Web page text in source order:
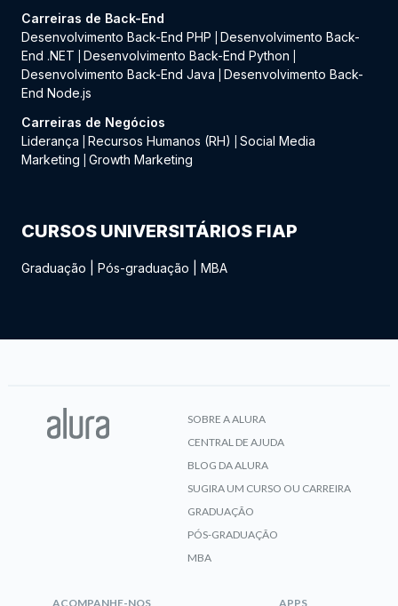
Carreiras de Back-End
Desenvolvimento Back-End PHP
Desenvolvimento Back-
End .NET
Desenvolvimento Back-End Python
Desenvolvimento Back-End Java
Desenvolvimento Back-
End Node.js
Carreiras de Negócios
Liderança
Recursos Humanos (RH)
Social Media
Marketing
Growth Marketing
CURSOS UNIVERSITÁRIOS FIAP
Graduação Pós-graduação MBA
SOBRE A ALURA
CENTRAL DE AJUDA
BLOG DA ALURA
SUGIRA UM CURSO OU CARREIRA
GRADUAÇÃO
PÓS-GRADUAÇÃO
MBA
ACOMPANHE-NOS APPS